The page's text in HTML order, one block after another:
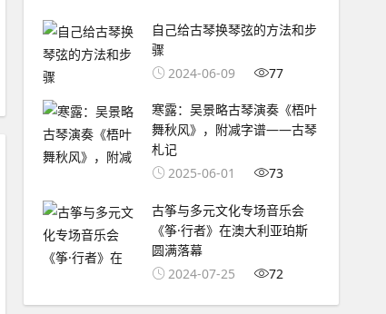
自己给古琴换琴弦的方法和步
骤
2024-06-09
77
寒露：吴景略古琴演奏《梧叶
舞秋风》，附减字谱——古琴
札记
2025-06-01
73
古筝与多元文化专场音乐会
《筝·行者》在澳大利亚珀斯
圆满落幕
2024-07-25
72